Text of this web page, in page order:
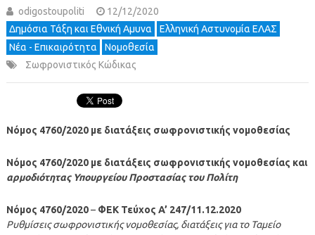
odigostoupoliti
12/12/2020
Δημόσια Τάξη και Εθνική Αμυνα
Ελληνική Αστυνομία ΕΛΑΣ
Νέα - Επικαιρότητα
Νομοθεσία
Σωφρονιστικός Κώδικας
Νόμος 4760/2020 με διατάξεις σωφρονιστικής νομοθεσίας
Νόμος 4760/2020 με διατάξεις σωφρονιστικής νομοθεσίας και
αρμοδιότητας Υπουργείου Προστασίας του Πολίτη
Νόμος 4760/2020– ΦΕΚ Τεύχος A’ 247/11.12.2020
Ρυθμίσεις σωφρονιστικής νομοθεσίας, διατάξεις για το Ταμείο